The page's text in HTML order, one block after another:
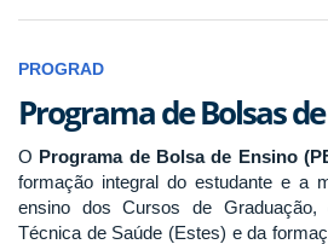
PROGRAD
Programa de Bolsas
O Programa de Bolsa de Ensino
formação integral do estudante e a
ensino dos Cursos de
Técnica de Saúde (Estes) e da